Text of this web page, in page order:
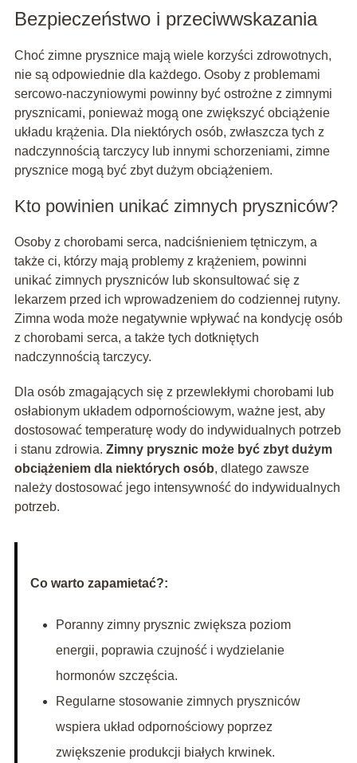
Bezpieczeństwo i przeciwwskazania
Choć zimne prysznice mają wiele korzyści zdrowotnych,
nie są odpowiednie dla każdego. Osoby z problemami
sercowo-naczyniowymi powinny być ostrożne z zimnymi
prysznicami, ponieważ mogą one zwiększyć obciążenie
układu krążenia. Dla niektórych osób, zwłaszcza tych z
nadczynnością tarczycy lub innymi schorzeniami, zimne
prysznice mogą być zbyt dużym obciążeniem.
Kto powinien unikać zimnych pryszniców?
Osoby z chorobami serca, nadciśnieniem tętniczym, a
także ci, którzy mają problemy z krążeniem, powinni
unikać zimnych pryszniców lub skonsultować się z
lekarzem przed ich wprowadzeniem do codziennej rutyny.
Zimna woda może negatywnie wpływać na kondycję osób
z chorobami serca, a także tych dotkniętych
nadczynnością tarczycy.
Dla osób zmagających się z przewlekłymi chorobami lub
osłabionym układem odpornościowym, ważne jest, aby
dostosować temperaturę wody do indywidualnych potrzeb
i stanu zdrowia. Zimny prysznic może być zbyt dużym
obciążeniem dla niektórych osób, dlatego zawsze
należy dostosować jego intensywność do indywidualnych
potrzeb.
Co warto zapamietać?:
Poranny zimny prysznic zwiększa poziom
energii, poprawia czujność i wydzielanie
hormonów szczęścia.
Regularne stosowanie zimnych pryszniców
wspiera układ odpornościowy poprzez
zwiększenie produkcji białych krwinek.